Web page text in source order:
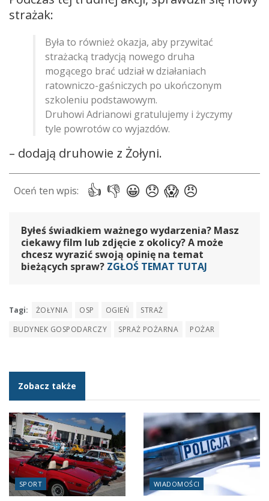
strażak:
Była to również okazja, aby przywitać
strażacką tradycją nowego druha
mogącego brać udział w działaniach
ratowniczo-gaśniczych po ukończonym
szkoleniu podstawowym.
Druhowi Adrianowi gratulujemy i życzymy
tyle powrotów co wyjazdów.
– dodają druhowie z Żołyni.
Byłeś świadkiem ważnego wydarzenia? Masz
ciekawy film lub zdjęcie z okolicy? A może
chcesz wyrazić swoją opinię na temat
bieżących spraw? ZGŁOŚ TEMAT TUTAJ
Tagi: ŻOŁYNIA OSP OGIEŃ
STRAŻ
BUDYNEK GOSPODARCZY
SPRAŻ POŻARNA POŻAR
Zobacz także
SPORT WIADOMOŚCI